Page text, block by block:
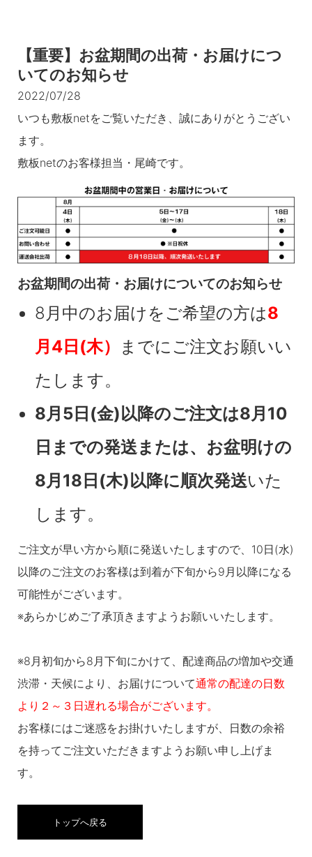
【重要】お盆期間の出荷・お届けにつ
いてのお知らせ
2022/07/28
いつも敷板netをご覧いただき、誠にありがとうござい
ます。
敷板netのお客様担当・尾崎です。
お盆期間の出荷・お届けについてのお知らせ
8月中のお届けをご希望の方は8
月4日(木）
までにご注文お願いい
たします。
8月5日(金)以降のご注文は8月10
日までの発送または、お盆明けの
8月18日(木)以降に順次発送いた
します。
ご注文が早い方から順に発送いたしますので、10日(水)
以降のご注文のお客様は到着が下旬から9月以降になる
可能性がございます。
※あらかじめご了承頂きますようお願いいたします。
※8月初旬から8月下旬にかけて、配達商品の増加や交通
渋滞・天候により、お届けについて通常の配達の日数
より２～３日遅れる場合がございます。
お客様にはご迷惑をお掛けいたしますが、日数の余裕
を持ってご注文いただきますようお願い申し上げま
す。
トップへ戻る